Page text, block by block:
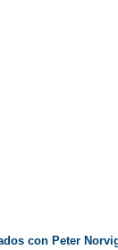
con Peter